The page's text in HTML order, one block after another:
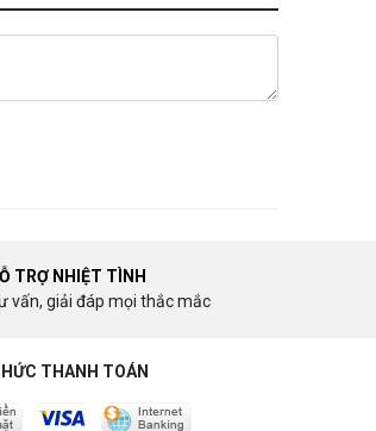
TRỢ NHIỆT TÌNH
vấn, giải đáp mọi thắc mắc
THANH TOÁN